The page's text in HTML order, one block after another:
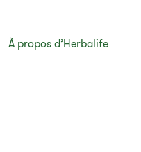
​​À propos d’Herbalife​